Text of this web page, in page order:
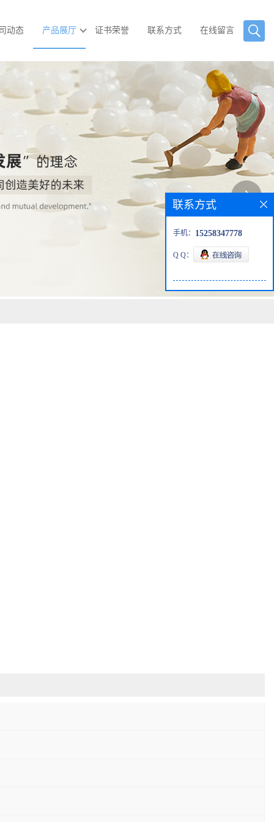
动态 产品展厅 证书荣誉 联系方式 在线留言
联系方式
手机： 15258347778
Q Q：